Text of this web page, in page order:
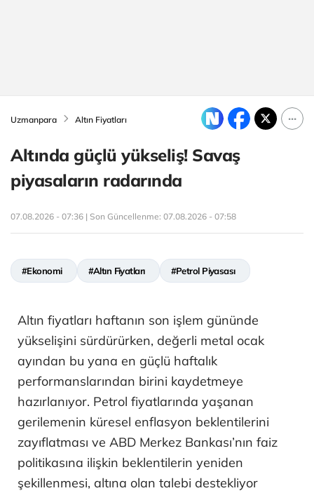
Uzmanpara Altın Fiyatları
Altında güçlü yükseliş! Savaş
piyasaların radarında
07.08.2026 - 07:36 | Son Güncellenme: 07.08.2026 - 07:58
#Ekonomi #Altın Fiyatları #Petrol Piyasası
Altın fiyatları haftanın son işlem gününde
yükselişini sürdürürken, değerli metal ocak
ayından bu yana en güçlü haftalık
performanslarından birini kaydetmeye
hazırlanıyor. Petrol fiyatlarında yaşanan
gerilemenin küresel enflasyon beklentilerini
zayıflatması ve ABD Merkez Bankası’nın faiz
politikasına ilişkin beklentilerin yeniden
şekillenmesi, altına olan talebi destekliyor